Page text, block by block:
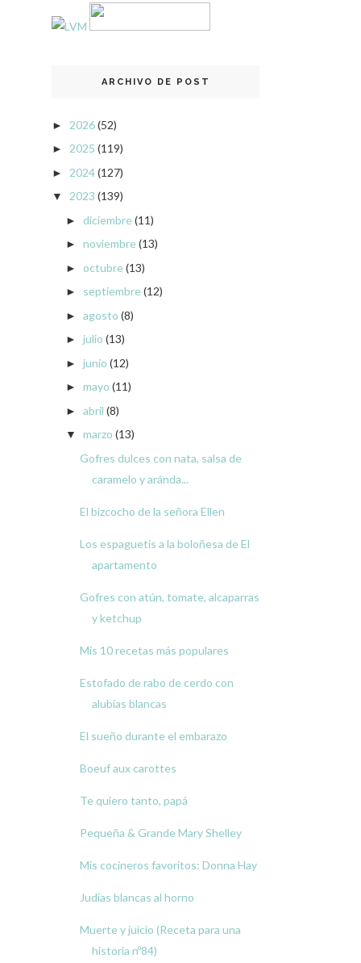
ARCHIVO DE POST
► 2026(52)
► 2025 (119)
► 2024(127)
▼ 2023 (139)
► diciembre(11)
► noviembre(13)
► octubre(13)
► septiembre(12)
► agosto (8)
► julio (13)
► junio (12)
► mayo (11)
► abril (8)
▼ marzo (13)
Gofres dulces con nata, salsa de
caramelo y aránda...
El bizcocho de la señora Ellen
Los espaguetis a la boloñesa de El
apartamento
Gofres con atún, tomate, alcaparras
y ketchup
Mis 10 recetas más populares
Estofado de rabo de cerdo con
alubias blancas
El sueño durante el embarazo
Boeuf aux carottes
Te quiero tanto, papá
Pequeña & Grande Mary Shelley
Mis cocineros favoritos: Donna Hay
Judías blancas al horno
Muerte y juicio (Receta para una
historia nº84)